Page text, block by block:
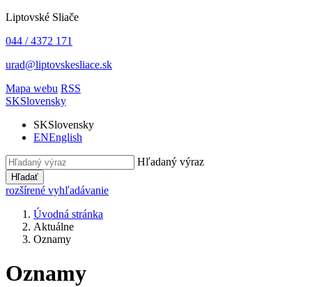
Liptovské Sliače
044 / 4372 171
urad@liptovskesliace.sk
Mapa webu RSS
SKSlovensky
SKSlovensky
ENEnglish
Hľadaný výraz
Hľadať
rozšírené vyhľadávanie
Úvodná stránka
Aktuálne
Oznamy
Oznamy